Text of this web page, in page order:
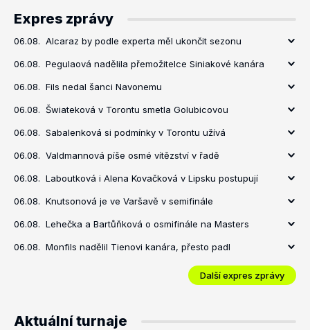
Expres zprávy
06.08. Alcaraz by podle experta měl ukončit sezonu
06.08. Pegulaová nadělila přemožitelce Siniakové kanára
06.08. Fils nedal šanci Navonemu
06.08. Šwiateková v Torontu smetla Golubicovou
06.08. Sabalenková si podmínky v Torontu užívá
06.08. Valdmannová píše osmé vítězství v řadě
06.08. Laboutková i Alena Kovačková v Lipsku postupují
06.08. Knutsonová je ve Varšavě v semifinále
06.08. Lehečka a Bartůňková o osmifinále na Masters
06.08. Monfils nadělil Tienovi kanára, přesto padl
Další expres zprávy
Aktuální turnaje